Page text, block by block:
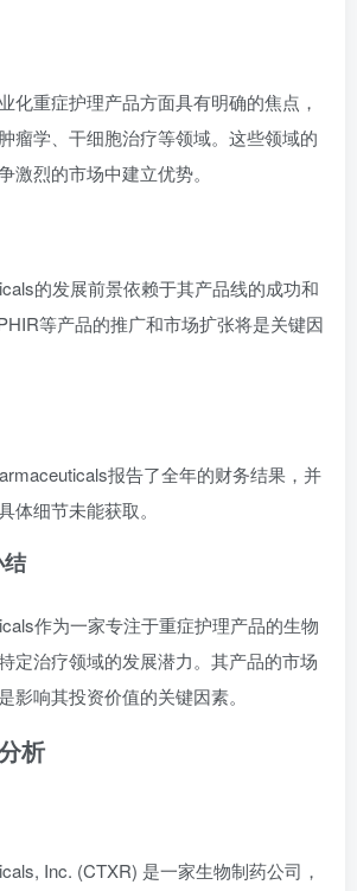
化重症护理产品方面具有明确的焦点，
瘤学、干细胞治疗等领域。这些领域的
激烈的市场中建立优势。
的发展前景依赖于其产品线的成功和
等产品的推广和市场扩张将是关键因
报告了全年的财务结果，并
体细节未能获取。
作为一家专注于重症护理产品的生物
定治疗领域的发展潜力。其产品的市场
影响其投资价值的关键因素。
析
Inc. (CTXR) 是一家生物制药公司，